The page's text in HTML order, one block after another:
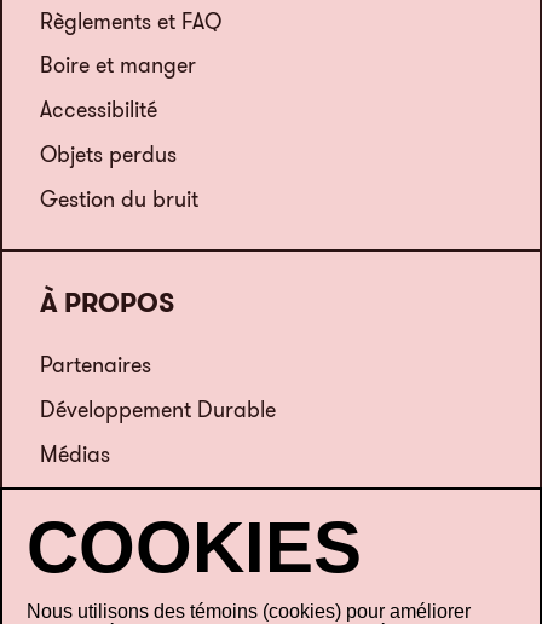
Règlements et FAQ
Boire et manger
Accessibilité
Objets perdus
Gestion du bruit
À PROPOS
Partenaires
Développement Durable
Médias
Emplois
Nous joindre
Nous utilisons des témoins (cookies) pour améliorer